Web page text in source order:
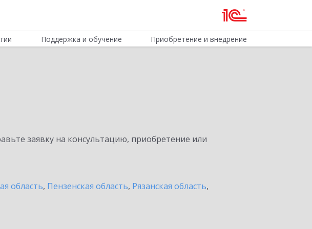
Поддержка и обучение Приобретение и внедрение
заявку на консультацию, приобретение или
область, Пензенская область, Рязанская область,